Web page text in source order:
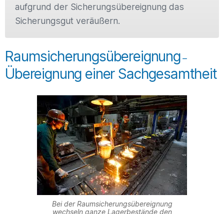
aufgrund der Sicherungsübereignung das
Sicherungsgut veräußern.
Raumsicherungsübereignung–
Übereignung einer Sachgesamtheit
Bei der Raumsicherungsübereignung
wechseln ganze Lagerbestände den